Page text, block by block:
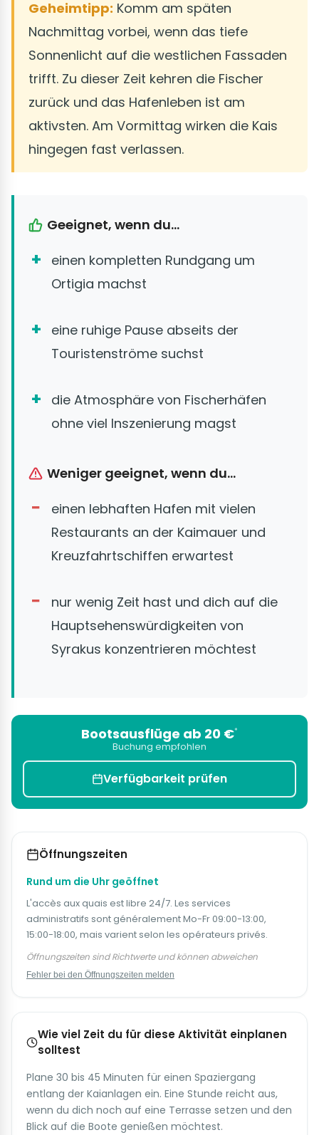
Geheimtipp: Komm am späten
Nachmittag vorbei, wenn das tiefe
Sonnenlicht auf die westlichen Fassaden
trifft. Zu dieser Zeit kehren die Fischer
zurück und das Hafenleben ist am
aktivsten. Am Vormittag wirken die Kais
hingegen fast verlassen.
Geeignet, wenn du...
einen kompletten Rundgang um
Ortigia machst
eine ruhige Pause abseits der
Touristenströme suchst
die Atmosphäre von Fischerhäfen
ohne viel Inszenierung magst
Weniger geeignet, wenn du...
einen lebhaften Hafen mit vielen
Restaurants an der Kaimauer und
Kreuzfahrtschiffen erwartest
nur wenig Zeit hast und dich auf die
Hauptsehenswürdigkeiten von
Syrakus konzentrieren möchtest
Bootsausflüge ab 20 €*
Buchung empfohlen
Verfügbarkeit prüfen
Öffnungszeiten
Rund um die Uhr geöffnet
L'accès aux quais est libre 24/7. Les services
administratifs sont généralement Mo-Fr 09:00-13:00,
15:00-18:00, mais varient selon les opérateurs privés.
Öffnungszeiten sind Richtwerte und können abweichen
Fehler bei den Öffnungszeiten melden
Wie viel Zeit du für diese Aktivität einplanen
solltest
Plane 30 bis 45 Minuten für einen Spaziergang
entlang der Kaianlagen ein. Eine Stunde reicht aus,
wenn du dich noch auf eine Terrasse setzen und den
Blick auf die Boote genießen möchtest.